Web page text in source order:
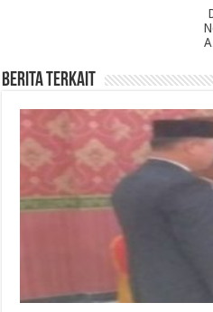
Berita Terkait